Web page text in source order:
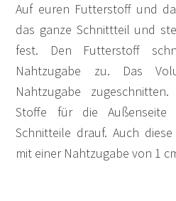
Auf euren Futterstoff und
das ganze Schnittteil und
fest. Den Futterstoff
Nahtzugabe zu. Das
Nahtzugabe
Stoffe für die
Schnitteile drauf. Auch
mit einer Nahtzugabe von 1